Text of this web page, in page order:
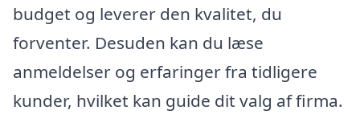
budget og leverer den kvalitet, du
forventer. Desuden kan du læse
anmeldelser og erfaringer fra tidligere
kunder, hvilket kan guide dit valg af firma.